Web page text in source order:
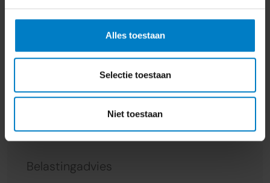
Alles toestaan
Selectie toestaan
Niet toestaan
Belastingadvies